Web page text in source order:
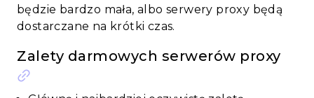
będzie bardzo mała, albo serwery proxy będą
dostarczane na krótki czas.
Zalety darmowych serwerów proxy